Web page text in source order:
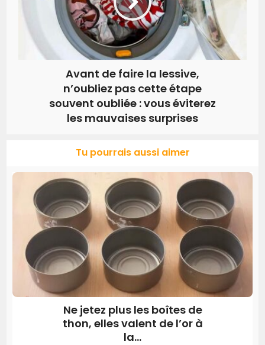
Avant de faire la lessive,
n’oubliez pas cette étape
souvent oubliée : vous éviterez
les mauvaises surprises
Tu pourrais aussi aimer
Ne jetez plus les boîtes de
thon, elles valent de l’or à
la...